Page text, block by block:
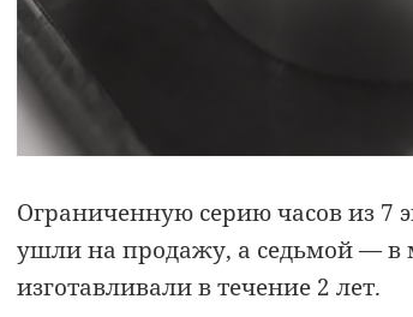
Ограниченную серию часов из 7
ушли на продажу, а седьмой — в
изготавливали в течение 2 лет.